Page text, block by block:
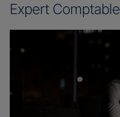
Expert Comptable